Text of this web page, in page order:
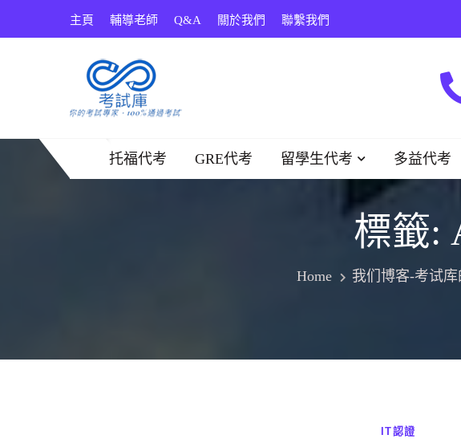
主頁 輔導老師 Q&A 關於我們 聯繫我們
托福代考 GRE代考 留學生代考 多益代考
標籤:
Home 我们博客-考试
IT認證